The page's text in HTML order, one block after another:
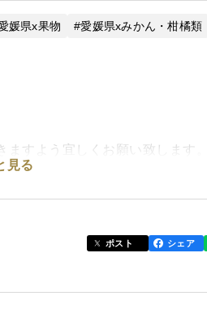
媛県x果物
愛媛県xみかん・柑橘類
すよう宜しくお願い致します。
いみかんができるのです。ま
見る
ポスト シェア